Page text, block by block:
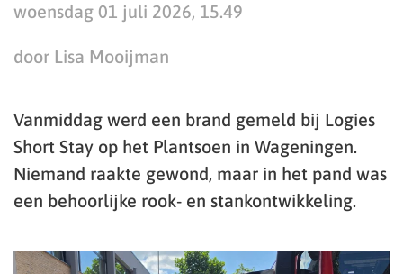
woensdag 01 juli 2026, 15.49
door Lisa Mooijman
Vanmiddag werd een brand gemeld bij Logies
Short Stay op het Plantsoen in Wageningen.
Niemand raakte gewond, maar in het pand was
een behoorlijke rook- en stankontwikkeling.